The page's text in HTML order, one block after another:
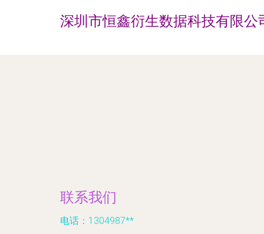
深圳市恒鑫衍生数据科技有限公
联系我们
电话：1304987**